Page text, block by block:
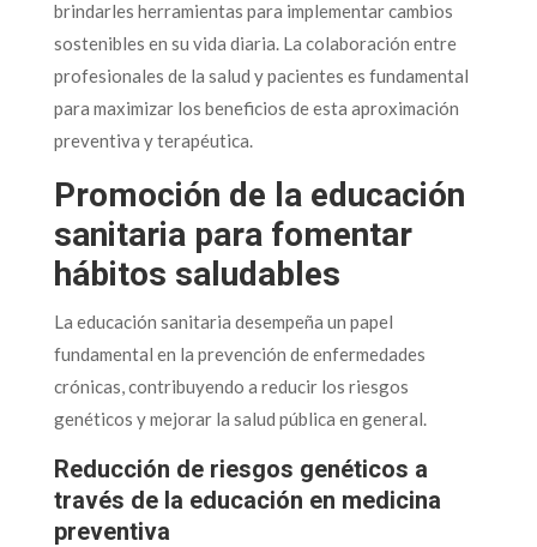
brindarles herramientas para implementar cambios
sostenibles en su vida diaria. La colaboración entre
profesionales de la salud y pacientes es fundamental
para maximizar los beneficios de esta aproximación
preventiva y terapéutica.
Promoción de la educación
sanitaria para fomentar
hábitos saludables
La educación sanitaria desempeña un papel
fundamental en la prevención de enfermedades
crónicas, contribuyendo a reducir los riesgos
genéticos y mejorar la salud pública en general.
Reducción de riesgos genéticos a
través de la educación en medicina
preventiva